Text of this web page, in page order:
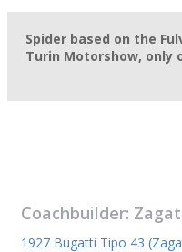
Spider based on the
Turin Motorshow, only
Coachbuilder:
1927 Bugatti Tipo 43